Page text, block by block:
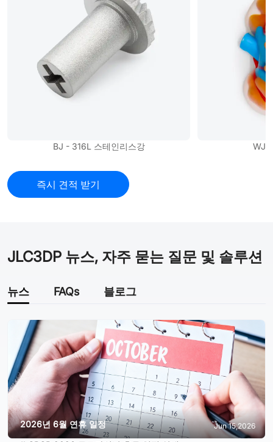
BJ - 316L 스테인리스강
즉시 견적 받기
JLC3DP 뉴스, 자주 묻는 질문 및 솔루션
뉴스 FAQs 블로그
2026년 6월 연휴 일정 Jun 15,2026